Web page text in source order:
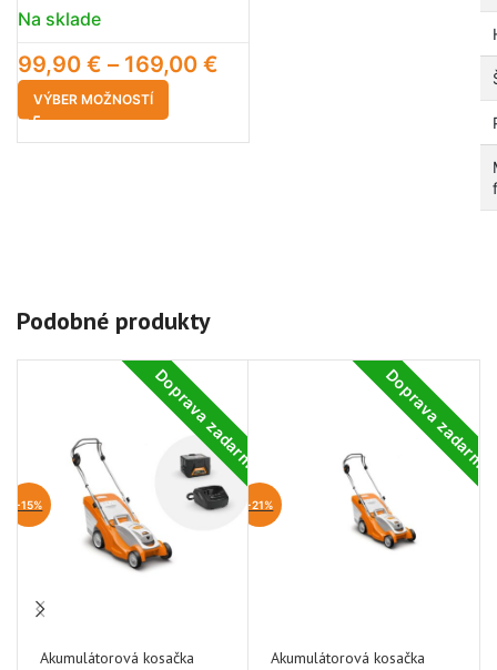
Na sklade
99,90 € – 169,00 €
VÝBER MOŽNOSTÍ
Podobné produkty
Doprava zadarmo
-15%
Akumulátorová kosačka
Doprava zadarmo
-21%
Akumulátorová kosačka